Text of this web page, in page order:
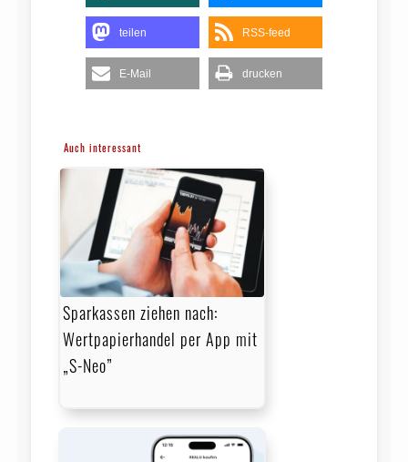
teilen RSS-feed
E-Mail drucken
Auch interessant
Sparkassen ziehen nach:
Wertpapierhandel per App mit
„S-Neo”